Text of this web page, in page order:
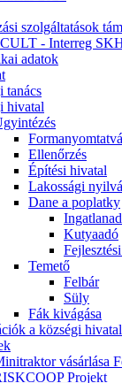
szolgáltatások
- Interreg
adatok
tanács
hivatal
Ellenőrzés
Építési hivatal
Lakossági
Dane a poplatky
Kutyaadó
Temető
Felbár
Süly
Fák kivágása
a községi
vásárlása
Projekt